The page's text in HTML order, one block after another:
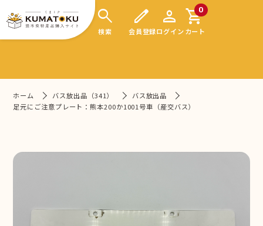
search
検索
edit
会員登録
person
ログイン
0
shopping_cart
カート
ホーム バス放出品（341）
バス放出品
足元にご注意プレート：熊本200か1001号車（産交バス）